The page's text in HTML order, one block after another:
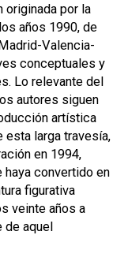
por la
años 1990, de
Valencia-
conceptuales y
Lo relevante del
autores siguen
artística
esta larga travesía,
en 1994,
convertido en
figurativa
veinte años a
aquel